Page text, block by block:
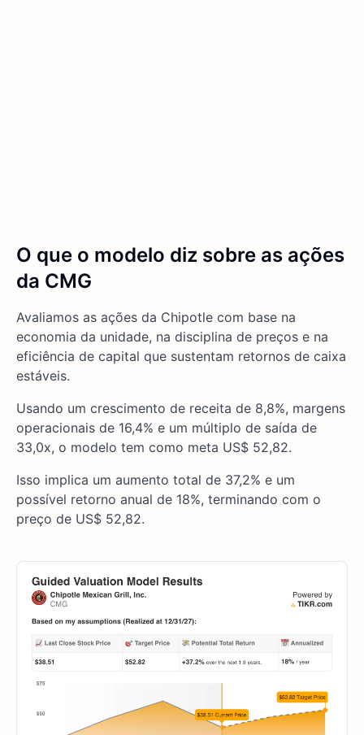
O que o modelo diz sobre as ações
da CMG
Avaliamos as ações da Chipotle com base na
economia da unidade, na disciplina de preços e na
eficiência de capital que sustentam retornos de caixa
estáveis.
Usando um crescimento de receita de 8,8%, margens
operacionais de 16,4% e um múltiplo de saída de
33,0x, o modelo tem como meta US$ 52,82.
Isso implica um aumento total de 37,2% e um
possível retorno anual de 18%, terminando com o
preço de US$ 52,82.